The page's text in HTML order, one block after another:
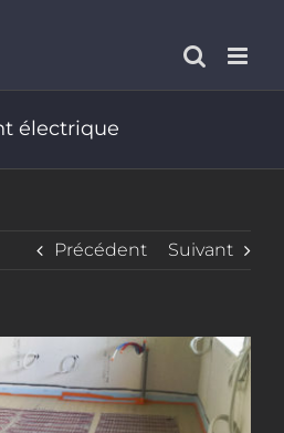
électrique
Précédent Suivant